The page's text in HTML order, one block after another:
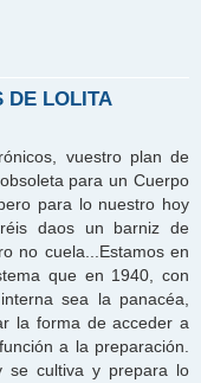
DE LOLITA
vuestro plan de
para un Cuerpo
para lo nuestro hoy
daos un barniz de
no cuela...Estamos en
que en 1940, con
sea la panacéa,
la forma de acceder a
a la preparación.
se cultiva y prepara lo